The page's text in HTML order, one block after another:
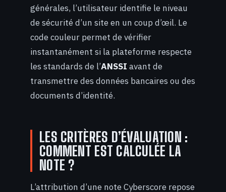
générales, l’utilisateur identifie le niveau
de sécurité d’un site en un coup d’œil. Le
code couleur permet de vérifier
instantanément si la plateforme respecte
les standards de l’ANSSI avant de
transmettre des données bancaires ou des
documents d’identité.
LES CRITÈRES D’ÉVALUATION :
COMMENT EST CALCULÉE LA
NOTE ?
L’attribution d’une note Cyberscore repose